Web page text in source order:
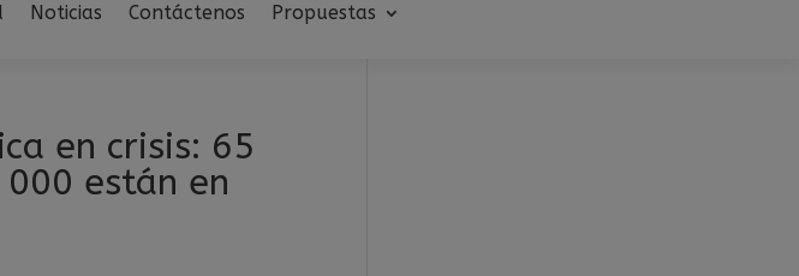
Noticias Contáctenos Propuestas
en crisis: 65
están en